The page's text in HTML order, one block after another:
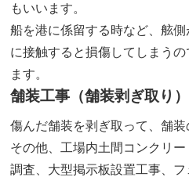
もいいます。
船を港に係留する時など、舷
に接触すると損傷してしまう
ます。
舗装工事（舗装剥ぎ取り）
傷んだ舗装を剥ぎ取って、舗装
その他、工場内土間コンクリ
調査、大型掲示板設置工事、